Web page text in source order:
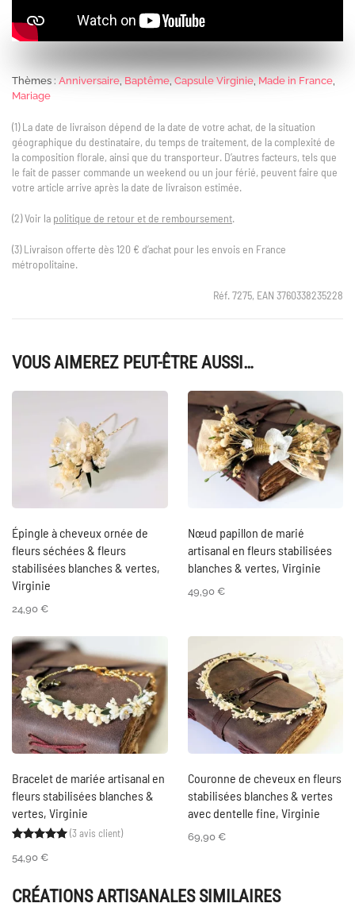
Thèmes : Anniversaire, Baptême, Capsule Virginie, Made in France,
Mariage
(1) La date de livraison dépend de la date de votre achat, de la situation
géographique du destinataire, du temps de traitement, de la complexité de
la composition florale, ainsi que du transporteur. D’autres facteurs, tels que
le fait de passer commande un weekend ou un jour férié, peuvent faire que
votre article arrive après la date de livraison estimée.
(2) Voir la politique de retour et de remboursement.
(3) Livraison offerte dès 120 € d’achat pour les envois en France
métropolitaine.
Réf. 7275, EAN 3760338235228
VOUS AIMEREZ PEUT-ÊTRE AUSSI…
Épingle à cheveux ornée de
fleurs séchées & fleurs
stabilisées blanches & vertes,
Virginie
24,90 €
Nœud papillon de marié
artisanal en fleurs stabilisées
blanches & vertes, Virginie
49,90 €
Bracelet de mariée artisanal en
fleurs stabilisées blanches &
vertes, Virginie
Noté5.00sur 5 basé sur
3 notations client
(3 avis client)
54,90 €
Couronne de cheveux en fleurs
stabilisées blanches & vertes
avec dentelle fine, Virginie
69,90 €
CRÉATIONS ARTISANALES SIMILAIRES